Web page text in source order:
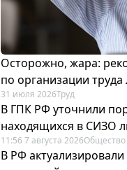
Осторожно, жара:
по организации труда
31 июля 2026Труд
В ГПК РФ уточнили
находящихся в СИЗО
11:56 7 августа 2026Общество
В РФ